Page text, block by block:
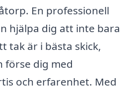
En professionell
hjälpa dig att inte bara
tak är i bästa skick,
förse dig med
och erfarenhet. Med